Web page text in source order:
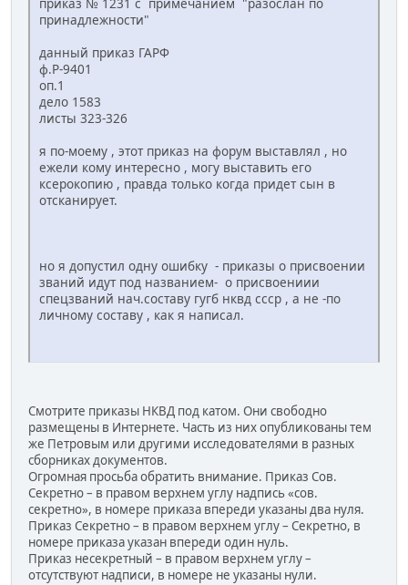
принадлежности"
данный приказ ГАРФ
ф.Р-9401
оп.1
дело 1583
листы 323-326
я по-моему , этот приказ на форум выставлял , но
ежели кому интересно , могу выставить его
ксерокопию , правда только когда придет сын в
отсканирует.
но я допустил одну ошибку - приказы о присвоении
званий идут под названием- о присвоениии
спецзваний нач.составу гугб нквд ссср , а не -по
личному составу , как я написал.
Смотрите приказы НКВД под катом. Они свободно
размещены в Интернете. Часть из них опубликованы тем
же Петровым или другими исследователями в разных
сборниках документов.
Огромная просьба обратить внимание. Приказ Сов.
Секретно – в правом верхнем углу надпись «сов.
секретно», в номере приказа впереди указаны два нуля.
Приказ Секретно – в правом верхнем углу – Секретно, в
номере приказа указан впереди один нуль.
Приказ несекретный – в правом верхнем углу –
отсутствуют надписи, в номере не указаны нули.